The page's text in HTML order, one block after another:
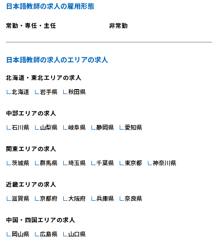
たり、日本の文化に共感してもらえたりすることは、非常にやりがいを感じる
でしょう。「日本語教師のやりがいを聞いてみよう」や「日本語教師のやりが
い？」でも同様のことを伝えています。 【日本語教師への転職｜日本語教師
のやりがい5】指導力が向上する 日本語教師のやりがい5つ目は『指導力が向
方が上達していくことを実感できます。また、学生の反応を観察し、意見を聞
くことで、より効果的な指導方法を見出すことができます。さらに、研修やワ
ります。このように、常に学び、成長し続けることが教師としての専門性を高
め、やりがいにつながっていくでしょう。 学生との関わり 【日本語教師へ
のやりがい1つ目は『学生から感謝の言葉をもらえる』です。「先生のおかげ
で日本語が好きになりました」「日本語を学んで人生が変わりました」といっ
が学生の人生にポジティブな影響を与えたという実感は、教師としてのモチベ
ーションを高め、さらなる努力への原動力となるでしょう。「日本語教師の魅
｜日本語教師のやりがい2】学生の成長を身近で感じられる 日本語教師のやり
がい2つ目は『学生の成長を身近で感じられる』です。学生が「できなかっ
日本語教師の求人の雇用形態
常勤・専任・主任 非常勤
日本語教師の求人のエリアの求人
北海道・東北エリアの求人
北海道
岩手県 秋田県
中部エリアの求人
石川県
山梨県 岐阜県 静岡県 愛知県
関東エリアの求人
茨城県
群馬県 埼玉県 千葉県 東京都 神奈川県
近畿エリアの求人
滋賀県
京都府 大阪府 兵庫県 奈良県
中国・四国エリアの求人
岡山県
広島県 山口県